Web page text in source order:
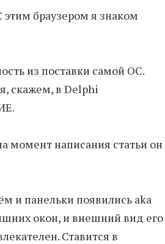
этим браузером я знаком
из поставки самой ОС.
скажем, в Delphi
написания статьи он
и панельки появились aka
окон, и внешний вид его
Ставится в